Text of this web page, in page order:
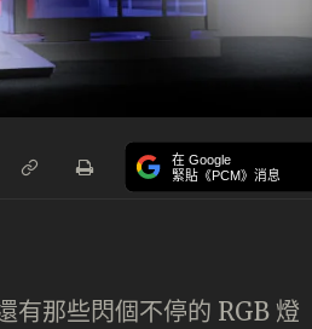
在 Google
緊貼《PCM》消息
有那些閃個不停的 RGB 燈